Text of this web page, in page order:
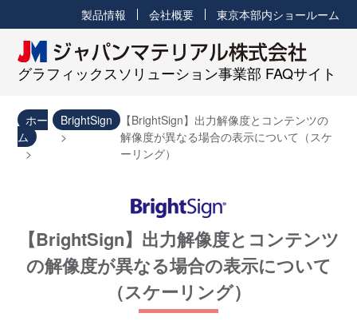
グラフィックスソリューション事業部 FAQサイト
製品情報 会社概要 東京本部内ショールーム
ホー
ム
BrightSign 【BrightSign】出力解像度とコンテンツの
解像度が異なる場合の表示について（スケ
ーリング）
【BrightSign】出力解像度とコンテンツ
の解像度が異なる場合の表示について
（スケーリング）